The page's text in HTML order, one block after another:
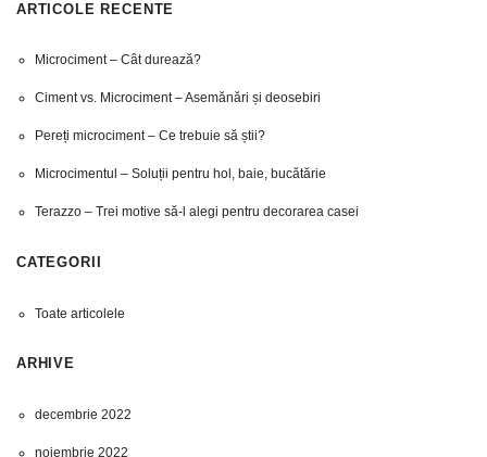
ARTICOLE RECENTE
Microciment – Cât durează?
Ciment vs. Microciment – Asemănări și deosebiri
Pereți microciment – Ce trebuie să știi?
Microcimentul – Soluții pentru hol, baie, bucătărie
Terazzo – Trei motive să-l alegi pentru decorarea casei
CATEGORII
Toate articolele
ARHIVE
decembrie 2022
noiembrie 2022